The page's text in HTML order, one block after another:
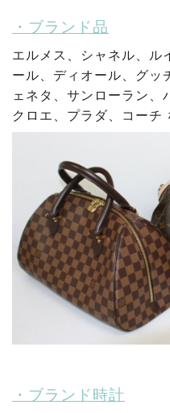
・ブランド品
エルメス、シャネル、ル
ール、ディオール、グッ
ェネタ、サンローラン、
クロエ、プラダ、コーチ
・ブランド時計